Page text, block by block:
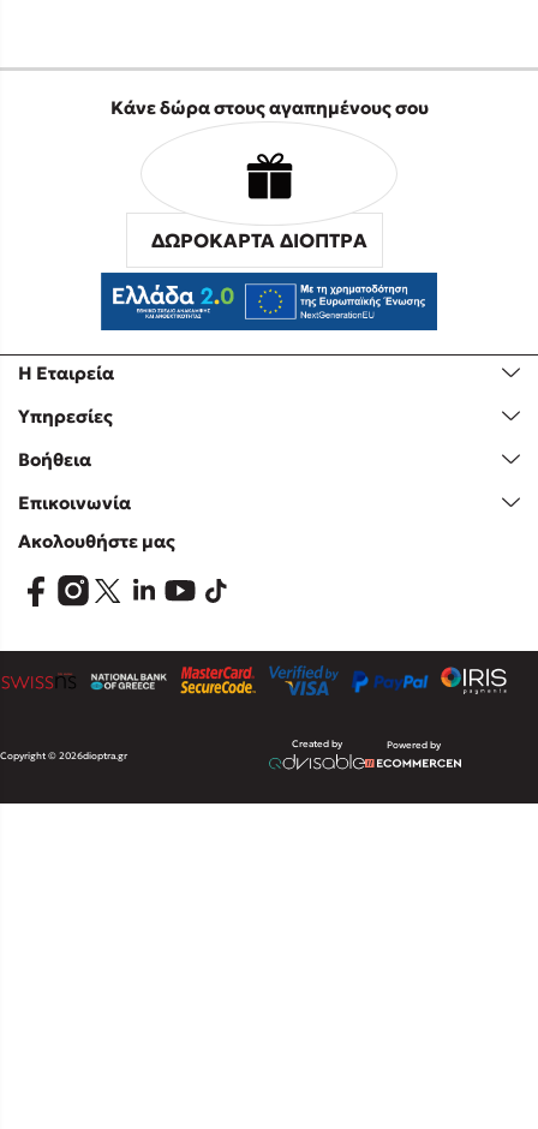
Η Εταιρεία
Υπηρεσίες
Βοήθεια
Επικοινωνία
Κάνε δώρα στους αγαπημένους σου
ΔΩΡΟΚΑΡΤΑ ΔΙΟΠΤΡΑ
Ακολουθήστε μας
Copyright © 2026dioptra.gr
Created by Powered by